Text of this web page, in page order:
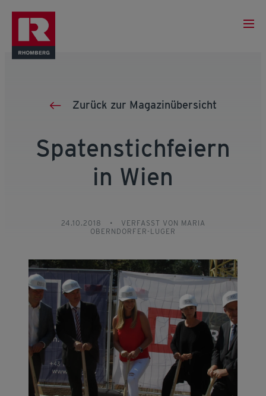
Zurück zur Magazinübersicht
Spatenstichfeiern
in Wien
24.10.2018 •
VERFASST VON MARIA
OBERNDORFER-LUGER